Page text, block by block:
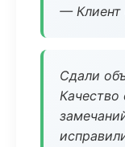
— Клиент
Сдали
Качество